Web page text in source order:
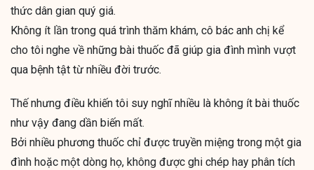
thức dân gian quý giá.
Không ít lần trong quá trình thăm khám, cô bác anh chị kể
cho tôi nghe về những bài thuốc đã giúp gia đình mình vượt
qua bệnh tật từ nhiều đời trước.
Thế nhưng điều khiến tôi suy nghĩ nhiều là không ít bài thuốc
như vậy đang dần biến mất.
Bởi nhiều phương thuốc chỉ được truyền miệng trong một gia
đình hoặc một dòng họ, không được ghi chép hay phân tích